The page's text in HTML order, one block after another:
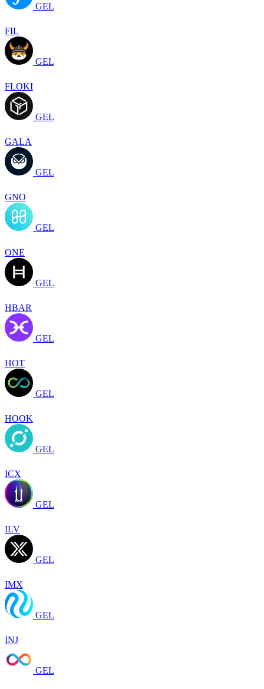
GEL
FIL
GEL
FLOKI
GEL
GALA
GEL
GNO
GEL
ONE
GEL
HBAR
GEL
HOT
GEL
HOOK
GEL
ICX
GEL
ILV
GEL
IMX
GEL
INJ
GEL